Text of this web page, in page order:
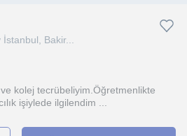
İstanbul, Bakir...
kolej tecrübeliyim.Öğretmenlikte
işiylede ilgilendim ...